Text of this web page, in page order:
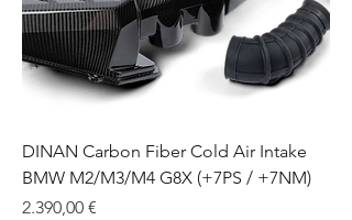
DINAN Carbon Fiber Cold Air Intake
BMW M2/M3/M4 G8X (+7PS / +7NM)
Preis
2.390,00 €